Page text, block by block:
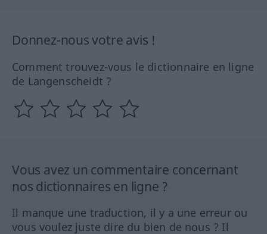
Donnez-nous votre avis !
Comment trouvez-vous le dictionnaire en ligne
de Langenscheidt ?
Vous avez un commentaire concernant
nos dictionnaires en ligne ?
Il manque une traduction, il y a une erreur ou
vous voulez juste dire du bien de nous ? Il